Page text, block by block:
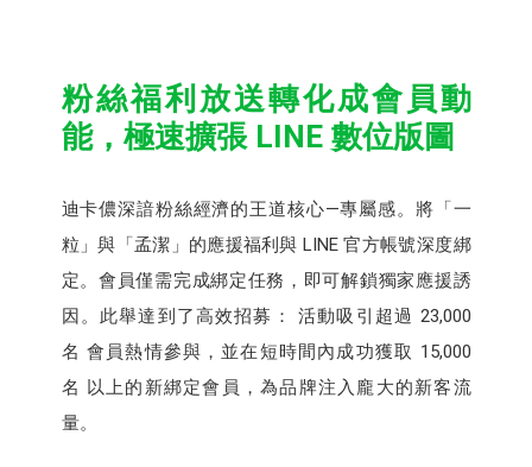
粉絲福利放送轉化成會員動
能，​極速擴張 LINE 數位版圖
迪卡儂深諳粉絲經濟的王道核心—專屬感。將「一
粒」與「孟潔」的應援福利與 LINE 官方帳號深度綁
定。會員僅需完成綁定任務，即可解鎖獨家應援誘
因。此舉達到了高效招募： 活動吸引超過 23,000
名 會員熱情參與，並在短時間內成功獲取 15,000
名 以上的新綁定會員，為品牌注入龐大的新客流
量。​